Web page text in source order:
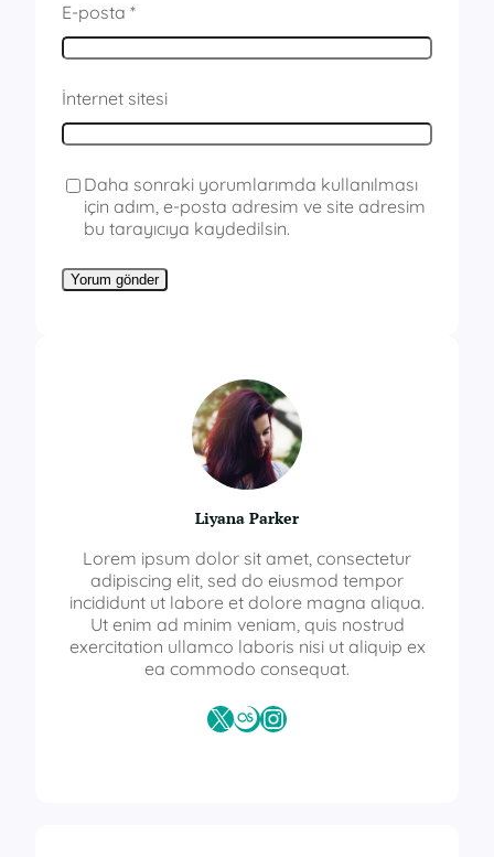
E-posta *
İnternet sitesi
Daha sonraki yorumlarımda kullanılması
için adım, e-posta adresim ve site adresim
bu tarayıcıya kaydedilsin.
Liyana Parker
Lorem ipsum dolor sit amet, consectetur
adipiscing elit, sed do eiusmod tempor
incididunt ut labore et dolore magna aliqua.
Ut enim ad minim veniam, quis nostrud
exercitation ullamco laboris nisi ut aliquip ex
ea commodo consequat.
X Last.fmInstagram